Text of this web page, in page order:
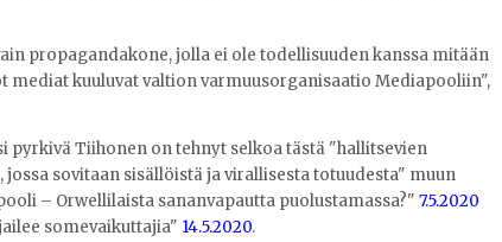
propagandakone, jolla ei ole todellisuuden kanssa mitään
mediat kuuluvat valtion varmuusorganisaatio Mediapooliin",
pyrkivä Tiihonen on tehnyt selkoa tästä "hallitsevien
sovitaan sisällöistä ja virallisesta totuudesta" muun
– Orwellilaista sananvapautta puolustamassa?" 7.5.2020
somevaikuttajia" 14.5.2020.